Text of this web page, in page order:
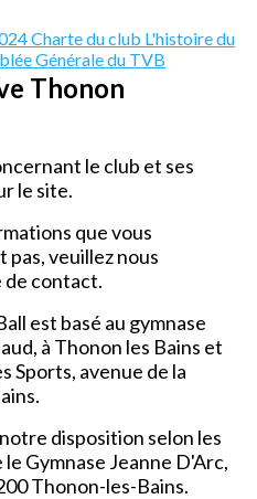
Charte du club L'histoire du
Générale du TVB
Thonon
le club et ses
le site.
que vous
veuillez nous
contact.
est basé au gymnase
à Thonon les Bains et
Sports, avenue de la
disposition selon les
Gymnase Jeanne D'Arc,
Thonon-les-Bains.